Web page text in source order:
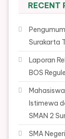
RECENT
Surakarta
Laporan
BOS
Istimewa
SMAN 2
SMA